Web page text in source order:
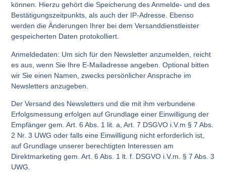
können. Hierzu gehört die Speicherung des Anmelde- und des
Bestätigungszeitpunkts, als auch der IP-Adresse. Ebenso
werden die Änderungen Ihrer bei dem Versanddienstleister
gespeicherten Daten protokolliert.
Anmeldedaten: Um sich für den Newsletter anzumelden, reicht
es aus, wenn Sie Ihre E-Mailadresse angeben. Optional bitten
wir Sie einen Namen, zwecks persönlicher Ansprache im
Newsletters anzugeben.
Der Versand des Newsletters und die mit ihm verbundene
Erfolgsmessung erfolgen auf Grundlage einer Einwilligung der
Empfänger gem. Art. 6 Abs. 1 lit. a, Art. 7 DSGVO i.V.m § 7 Abs.
2 Nr. 3 UWG oder falls eine Einwilligung nicht erforderlich ist,
auf Grundlage unserer berechtigten Interessen am
Direktmarketing gem. Art. 6 Abs. 1 lt. f. DSGVO i.V.m. § 7 Abs. 3
UWG.